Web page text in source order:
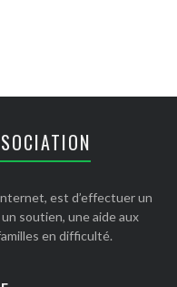
est d’effectuer un
soutien, une aide aux
en difficulté.